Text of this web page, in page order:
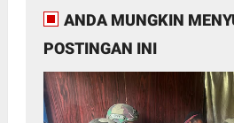
ANDA MUNGKIN
POSTINGAN INI